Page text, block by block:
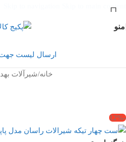
Skip to main content
منو
ارسال لیست جهت
خانه/شیرآلات
-12%